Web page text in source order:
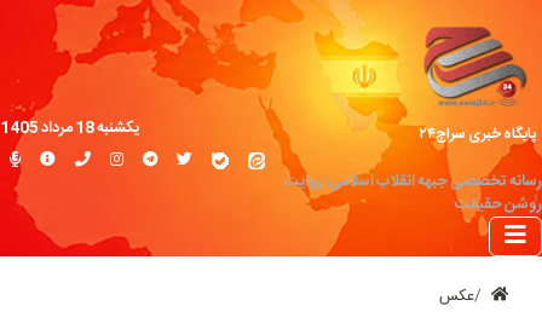
پایگاه خبری سراج۲۴
رسانه تخصصی جبهه انقلاب اسلامی؛ روایت
روشن حقیقت
یکشنبه 18 مرداد 1405
عکس